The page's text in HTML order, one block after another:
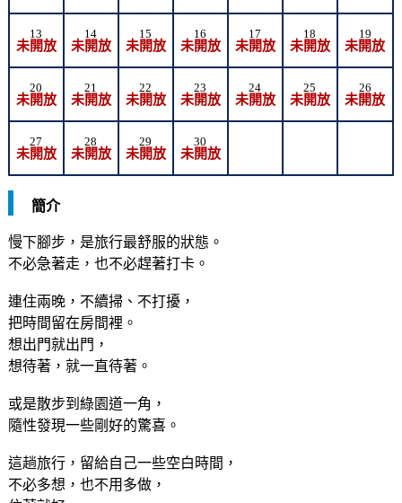
13
未開放
14
未開放
15
未開放
16
未開放
17
未開放
18
未開放
19
未開放
20
未開放
21
未開放
22
未開放
23
未開放
24
未開放
25
未開放
26
未開放
27
未開放
28
未開放
29
未開放
30
未開放
簡介
慢下腳步，是旅行最舒服的狀態。
不必急著走，也不必趕著打卡。
連住兩晚，不續掃、不打擾，
把時間留在房間裡。
想出門就出門，
想待著，就一直待著。
或是散步到綠園道一角，
隨性發現一些剛好的驚喜。
這趟旅行，留給自己一些空白時間，
不必多想，也不用多做，